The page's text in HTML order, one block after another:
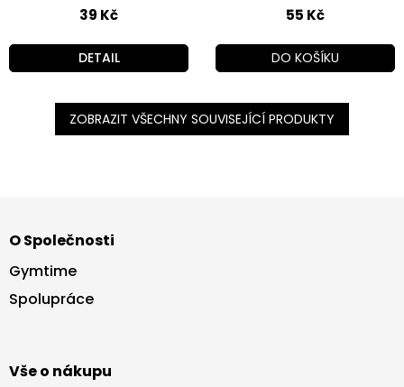
39 Kč
DETAIL
55 Kč
DO KOŠÍKU
ZOBRAZIT VŠECHNY SOUVISEJÍCÍ PRODUKTY
p
a
O Společnosti
Gymtime
Spolupráce
Vše o nákupu